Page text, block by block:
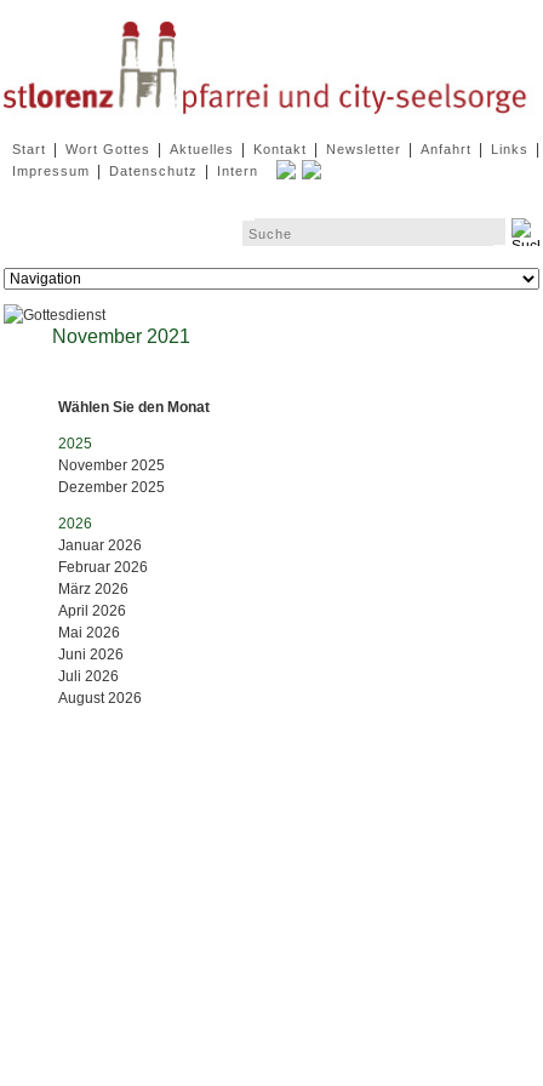
überspringen
Start Wort Gottes Aktuelles Kontakt Newsletter Anfahrt Links
Impressum Datenschutz Intern
Zielseite
November 2021
Wählen Sie den Monat
2025
November 2025
Dezember 2025
2026
Januar 2026
Februar 2026
März 2026
April 2026
Mai 2026
Juni 2026
Juli 2026
August 2026